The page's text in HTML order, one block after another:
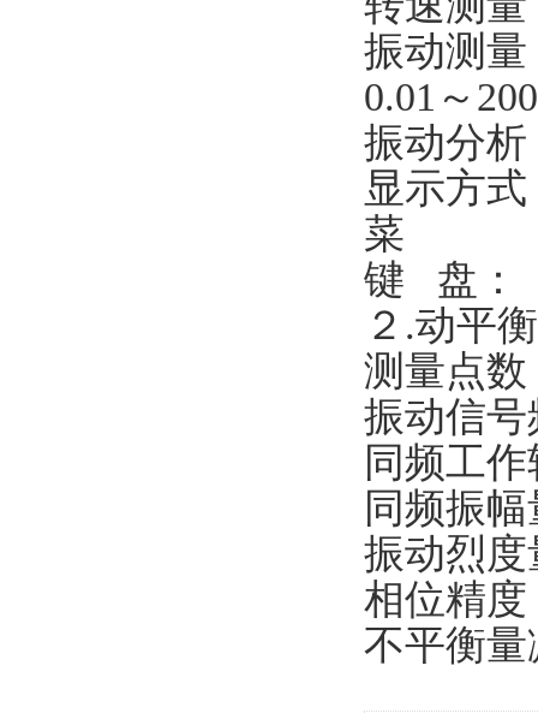
振动测
0.01～
振动分
显示方
菜
键 盘
２.动平
测量点
振动信
同频工
同频振
振动烈
相位精
不平衡